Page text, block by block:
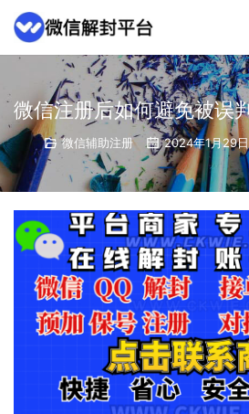
微信注册后如何避免被误
微信辅助注册 2024年1月29